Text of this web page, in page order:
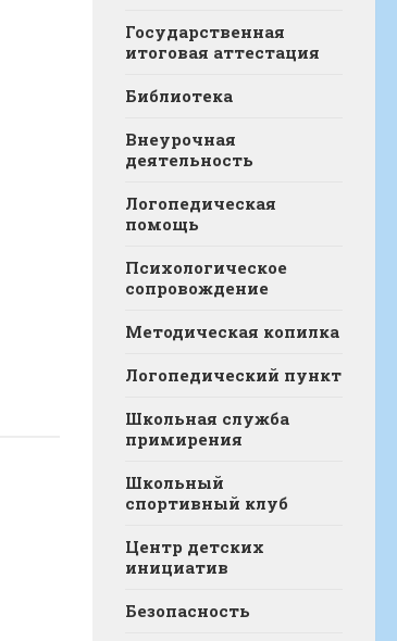
Государственная
итоговая аттестация
Библиотека
Внеурочная
деятельность
Логопедическая
помощь
Психологическое
сопровождение
Методическая копилка
Логопедический пункт
Школьная служба
примирения
Школьный
спортивный клуб
Центр детских
инициатив
Безопасность